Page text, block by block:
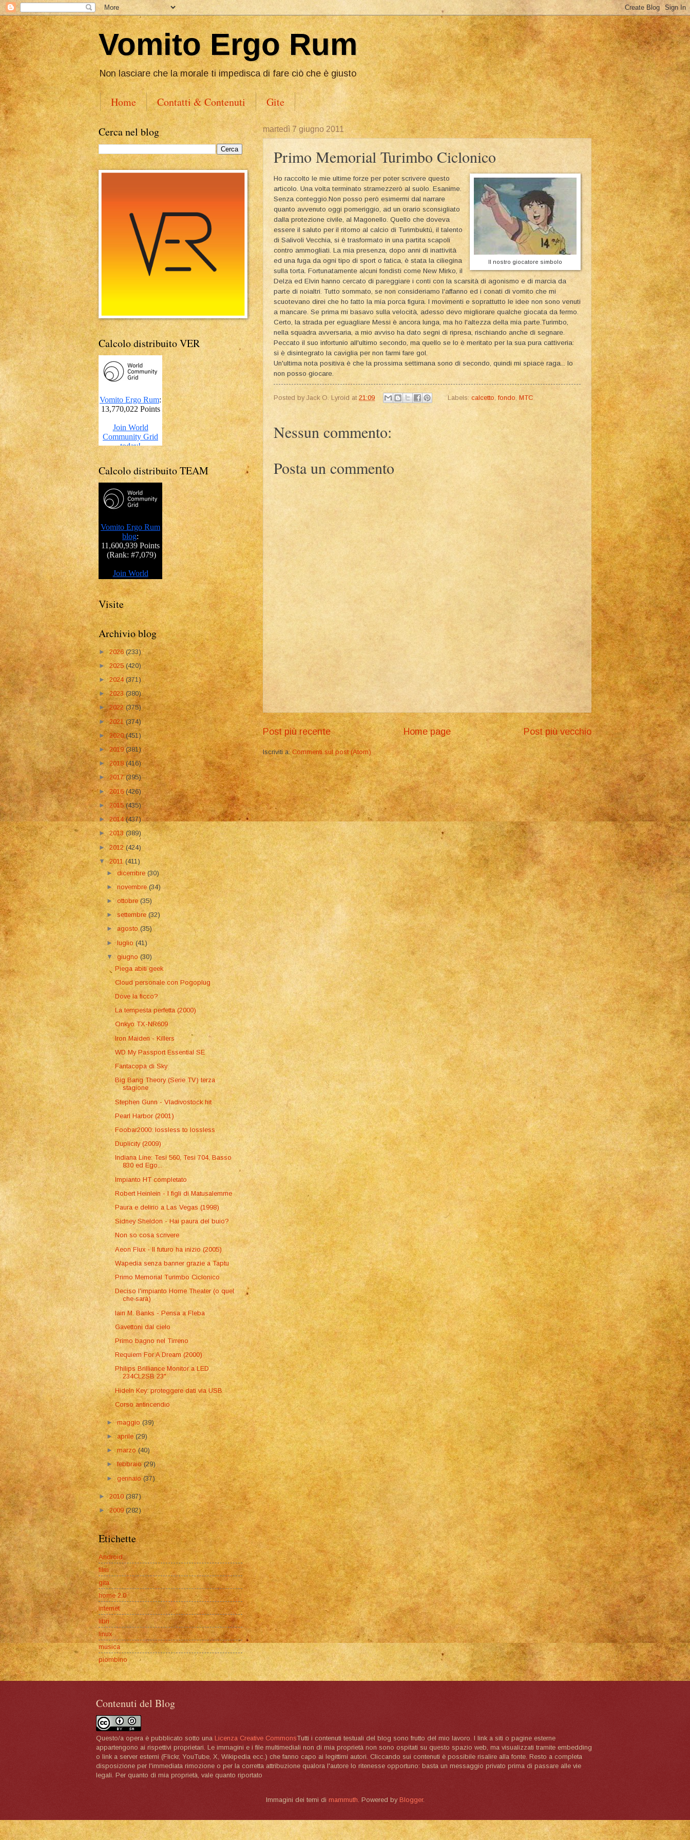
Vomito Ergo Rum
Non lasciare che la morale ti impedisca di fare ciò che è giusto
Home Contatti & Contenuti Gite
martedì 7 giugno 2011
Primo Memorial Turimbo Ciclonico
Il nostro giocatore simbolo
Ho raccolto le mie ultime forze per poter scrivere questo
articolo. Una volta terminato stramezzerò al suolo. Esanime.
Senza conteggio.Non posso però esimermi dal narrare
quanto avvenuto oggi pomeriggio, ad un orario sconsigliato
dalla protezione civile, al Magonello. Quello che doveva
essere il saluto per il ritorno al calcio di Turimbuktù, il talento
di Salivoli Vecchia, si è trasformato in una partita scapoli
contro ammogliati. La mia presenza, dopo anni di inattività
ed una fuga da ogni tipo di sport o fatica, è stata la ciliegina
sulla torta. Fortunatamente alcuni fondisti come New Mirko, il
Delza ed Elvin hanno cercato di pareggiare i conti con la scarsità di agonismo e di marcia da
parte di noialtri. Tutto sommato, se non consideriamo l'affanno ed i conati di vomito che mi
scuotevano direi che ho fatto la mia porca figura. I movimenti e soprattutto le idee non sono venuti
a mancare. Se prima mi basavo sulla velocità, adesso devo migliorare qualche giocata da fermo.
Certo, la strada per eguagliare Messi è ancora lunga, ma ho l'altezza della mia parte.Turimbo,
nella squadra avversaria, a mio avviso ha dato segni di ripresa, rischiando anche di segnare.
Peccato il suo infortunio all'ultimo secondo, ma quello se lo è meritato per la sua pura cattiveria:
si è disintegrato la caviglia per non farmi fare gol.
Un'ultima nota positiva è che la prossima settimana sono di secondo, quindi mi spiace raga... Io
non posso giocare.
Posted by Jack O. Lyroid at 21:09 Labels: calcetto fondo MTC
Nessun commento:
Posta un commento
Post più recente Post più vecchio
Home page
Iscriviti a:Commenti sul post (Atom)
Cerca nel blog
Calcolo distribuito VER
Calcolo distribuito TEAM
Visite
Archivio blog
► 2026(233)
►2025(420)
►2024 (371)
►2023(380)
►2022 (375)
►2021(374)
►2020(451)
►2019(381)
►2018(416)
►2017(395)
►2016(426)
►2015(435)
►2014(437)
►2013(389)
►2012(424)
▼2011(411)
►dicembre(30)
►novembre(34)
►ottobre(35)
►settembre(32)
►agosto(35)
►luglio(41)
▼giugno(30)
Piega abiti geek
Cloud personale con Pogoplug
Dove la ficco?
La tempesta perfetta (2000)
Onkyo TX-NR609
Iron Maiden - Killers
WD My Passport Essential SE
Fantacopa di Sky
Big Bang Theory (Serie TV) terza
stagione
Stephen Gunn - Vladivostock hit
Pearl Harbor (2001)
Foobar2000: lossless to lossless
Duplicity (2009)
Indiana Line: Tesi 560, Tesi 704, Basso
830 ed Ego...
Impianto HT completato
Robert Heinlein - I figli di Matusalemme
Paura e delirio a Las Vegas (1998)
Sidney Sheldon - Hai paura del buio?
Non so cosa scrivere
Aeon Flux - Il futuro ha inizio (2005)
Wapedia senza banner grazie a Taptu
Primo Memorial Turimbo Ciclonico
Deciso l'impianto Home Theater (o quel
che sarà)
Iain M. Banks - Pensa a Fleba
Gavettoni dal cielo
Primo bagno nel Tirreno
Requiem For A Dream (2000)
Philips Brilliance Monitor a LED
234CL2SB 23"
HideIn Key: proteggere dati via USB
Corso antincendio
►maggio(39)
►aprile(29)
►marzo(40)
►febbraio(29)
►gennaio(37)
►2010(387)
►2009(282)
Etichette
Android
film
gita
home 2.0
internet
libri
linux
musica
piombino
Contenuti del Blog
Questo/a opera è pubblicato sotto una Licenza Creative CommonsTutti i contenuti testuali del blog sono frutto del mio lavoro. I link a siti o pagine esterne
appartengono ai rispettivi proprietari. Le immagini e i file multimediali non di mia proprietà non sono ospitati su questo spazio web, ma visualizzati tramite embedding
o link a server esterni (Flickr, YouTube, X, Wikipedia ecc.) che fanno capo ai legittimi autori. Cliccando sui contenuti è possibile risalire alla fonte. Resto a completa
disposizione per l'immediata rimozione o per la corretta attribuzione qualora l'autore lo ritenesse opportuno: basta un messaggio privato prima di passare alle vie
legali. Per quanto di mia proprietà, vale quanto riportato
Immagini dei temi di mammuth. Powered by Blogger.